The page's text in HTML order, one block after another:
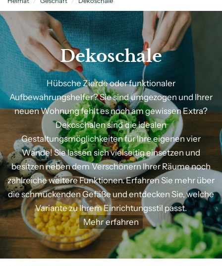
Dekoschale
Hübsche Zierdeoderfunktionaler
Aufbewahrungshelfer?Siesindumgezogen und Ihrer
neuenWohnungfehltesnocham gewissenExtra?
Dekoschalensinddieidealen
GestaltungsmöglichkeitenfürIhreeigenen vier
Wände!Sielassensichvielseitigeinsetzen und
besitzennebendem VerschönernIhrer Räumenoch
zahlreicheweitereFunktionen.Erfahren Sie mehr über
dieschmückendenGefäßeund entdecken Sie, welche
VariantezuIhremEinrichtungsstil passt.
Mehr erfahren